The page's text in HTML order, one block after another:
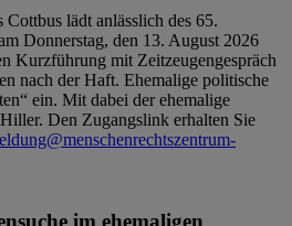
lädt anlässlich des 65.
Donnerstag, den 13. August 2026
Kurzführung mit Zeitzeugengespräch
nach der Haft. Ehemalige politische
ein. Mit dabei der ehemalige
Den Zugangslink erhalten Sie